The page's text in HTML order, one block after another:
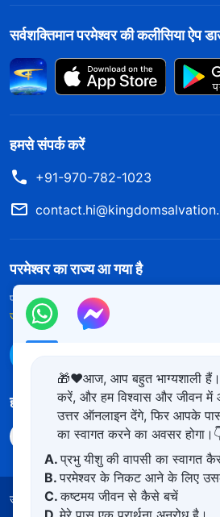
सर्वशक्तिमान परमेश्वर की कलीसिया ऐप
हमसे संपर्क करें
+91-970-782-1023
परमेश्वर का राज्य आ गया है
परमेश्वर का राज्य पृथ्वी पर आ गया है! क्या आप इसमें
जानें
हमारा अनुसरण करें
उपयोग की शर्तें गोपनीयता नीत साभार
🎁❤️आज, आप बहुत भाग्यशाली
करें, और हम विश्वास और जीवन में
उत्तर ऑनलाइन देंगे, फिर आपके
का स्वागत करने का अवसर
A.प्रभु यीशु की वापसी का स्वागत
B.परमेश्वर के निकट आने के लिए
C.कष्टमय जीवन से कैसे बचें